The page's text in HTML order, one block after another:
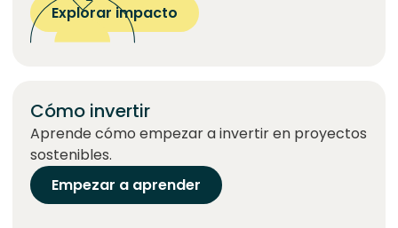
Explorar impacto
Cómo invertir
Aprende cómo empezar a invertir en proyectos
sostenibles.
Empezar a aprender